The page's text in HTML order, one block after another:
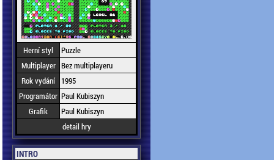
Herní styl
Puzzle
Multiplayer Bez multiplayeru
Rok vydání
1995
Programátor Paul Kubiszyn
Grafik
Paul Kubiszyn
detail hry
INTRO